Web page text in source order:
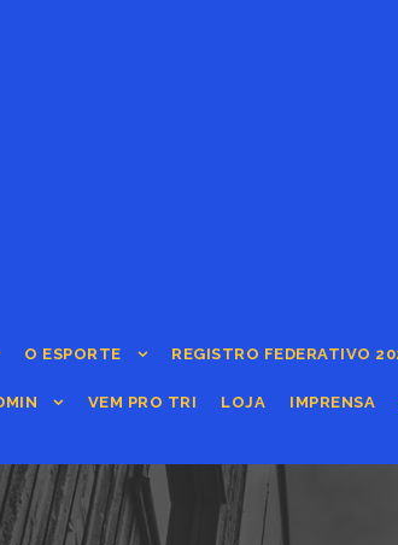
O ESPORTE REGISTRO FEDERATIVO
VEM PRO TRI LOJA IMPRENSA